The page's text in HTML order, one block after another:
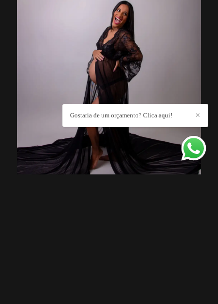
✕
Gostaria de um orçamento? Clica aqui!